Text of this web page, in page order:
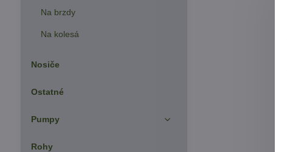
Na brzdy
Na kolesá
Nosiče
Ostatné
Pumpy
Rohy